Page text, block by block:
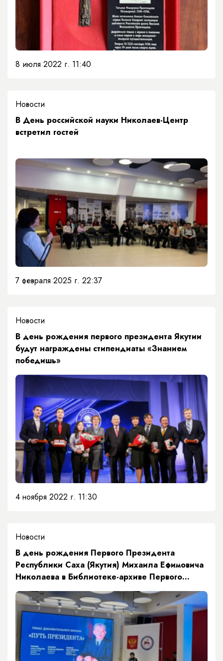
8 июля 2022 г. 11:40
Новости
В День российской науки Николаев-Центр
встретил гостей
7 февраля 2025 г. 22:37
Новости
В день рождения первого президента Якутии
будут награждены стипендиаты «Знанием
победишь»
4 ноября 2022 г. 11:30
Новости
В день рождения Первого Президента
Республики Саха (Якутия) Михаила Ефимовича
Николаева в Библиотеке-архиве Первого
Президента РС(Я) М.Е. Николаева - Николаев-
Центре прошёл показ фильма «Путь
Президента» Никиты Аржакова